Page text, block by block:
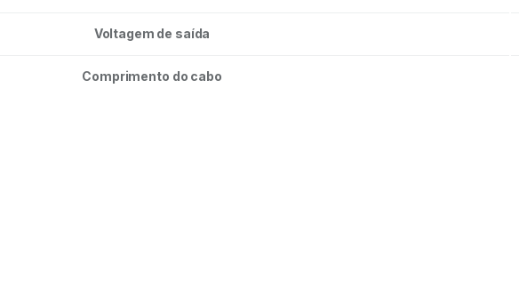
Voltagem de saída
Comprimento do cabo